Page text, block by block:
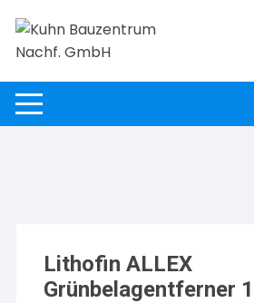
Inhalt
springen
Lithofin ALLEX
Grünbelagentferner 1 l